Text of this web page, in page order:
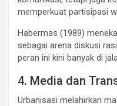
memperkuat partisipasi
Habermas (1989)
sebagai arena diskusi
peran ini kini banyak di
4. Media dan
Urbanisasi melahirkan